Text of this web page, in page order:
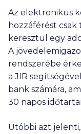
Az elektronikus
hozzáférést
keresztül egy
A
rendszerébe
a JIR
bank számára,
30 napos
Utóbbi azt